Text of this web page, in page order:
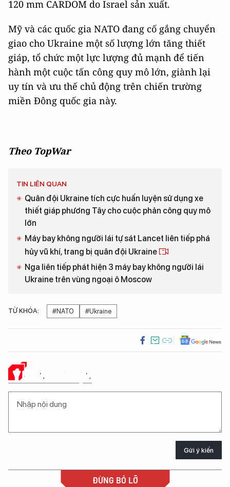
120 mm CARDOM do Israel sản xuất.
Mỹ và các quốc gia NATO đang cố gắng chuyển
giao cho Ukraine một số lượng lớn tăng thiết
giáp, tổ chức một lực lượng đủ mạnh để tiến
hành một cuộc tấn công quy mô lớn, giành lại
uy tín và ưu thế chủ động trên chiến trường
miền Đông quốc gia này.
Theo TopWar
TIN LIÊN QUAN
Quân đội Ukraine tích cực huấn luyện sử dụng xe
thiết giáp phương Tây cho cuộc phản công quy mô
lớn
Máy bay không người lái tự sát Lancet liên tiếp phá
hủy vũ khí, trang bị quân đội Ukraine
Nga liên tiếp phát hiện 3 máy bay không người lái
Ukraine trên vùng ngoại ô Moscow
TỪ KHÓA: #NATO #Ukraine
Ý KIẾN CỦA BẠN
Gửi ý kiến
ĐỪNG BỎ LỠ